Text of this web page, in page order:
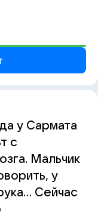
у Сармата
с
Мальчик
у
Сейчас